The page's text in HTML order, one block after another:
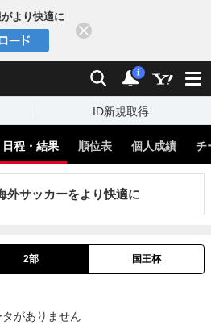
より快適に
検索 通知
i
ID新規取得
日程・結果 順位表 個人成績 チ
外サッカーをより快適に
2部 国王杯
がありません